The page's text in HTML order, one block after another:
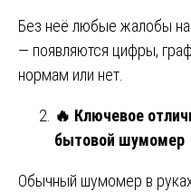
Без неё любые жалобы на
— появляются цифры,
нормам или нет.
🔥 Ключевое
бытовой шумомер
Обычный шумомер в